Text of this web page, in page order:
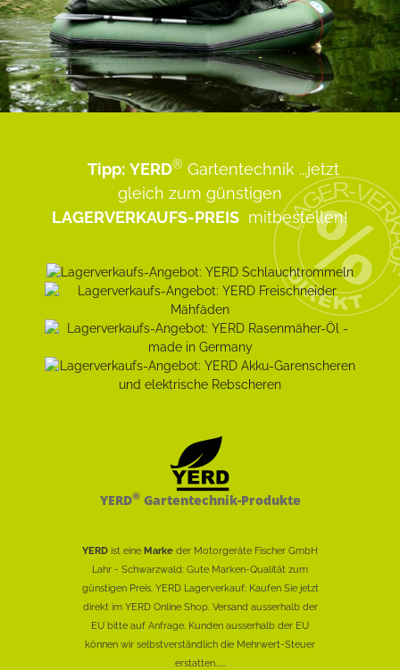
Tipp: YERD® Gartentechnik ...jetzt
gleich zum günstigen
LAGERVERKAUFS-PREIS mitbestellen!
YERD®Gartentechnik-Produkte
YERD ist eine Marke der Motorgeräte Fischer GmbH
Lahr - Schwarzwald: Gute Marken-Qualität zum
günstigen Preis. YERD Lagerverkauf: Kaufen Sie jetzt
direkt im YERD Online Shop. Versand ausserhalb der
EU bitte auf Anfrage. Kunden ausserhalb der EU
können wir selbstverständlich die Mehrwert-Steuer
erstatten......